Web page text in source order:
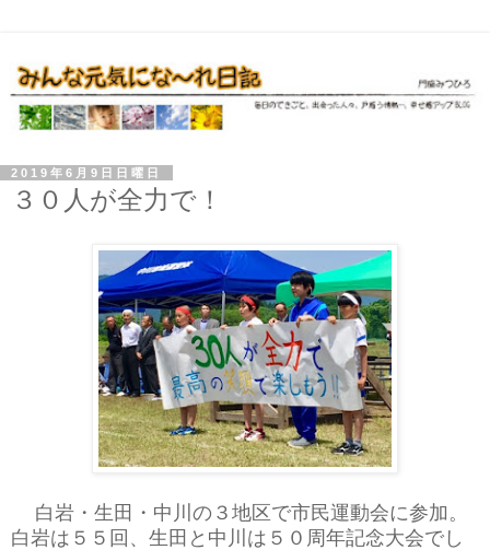
2019年6月9日日曜日
３０人が全力で！
白岩・生田・中川の３地区で市民運動会に参加。
白岩は５５回、生田と中川は５０周年記念大会でし